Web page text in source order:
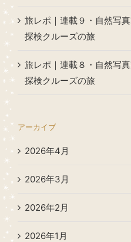
旅レポ｜連載９・自然写
探検クルーズの旅
旅レポ｜連載８・自然写
探検クルーズの旅
アーカイブ
2026年4月
2026年3月
2026年2月
2026年1月